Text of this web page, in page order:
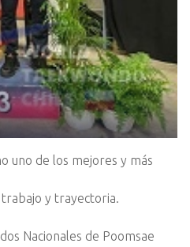
uno de los mejores y más
y trayectoria.
Nacionales de Poomsae